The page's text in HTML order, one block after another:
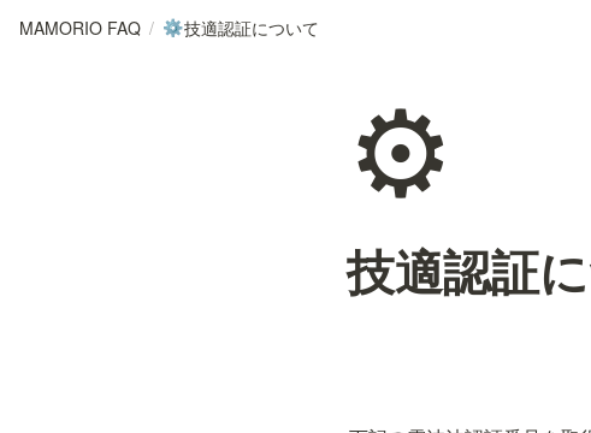
MAMORIO FAQ / ⚙️技適認証について
⚙️
技適認証